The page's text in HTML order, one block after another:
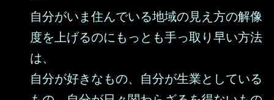
自分がいま住んでいる地域の見え方の解像
度を上げるのにもっとも手っ取り早い方法
は、
自分が好きなもの、自分が生業としている